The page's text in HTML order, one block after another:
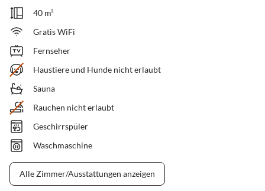
40 m²
Gratis WiFi
Fernseher
Haustiere und Hunde nicht erlaubt
Sauna
Rauchen nicht erlaubt
Geschirrspüler
Waschmaschine
Alle Zimmer/Ausstattungen anzeigen